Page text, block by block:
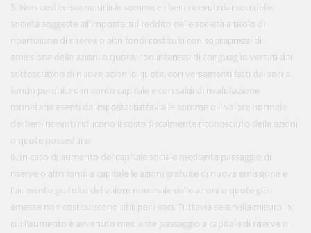
5. Non costituiscono utili le somme e i beni ricevuti dai soci delle
società soggette all'imposta sul reddito delle società a titolo di
ripartizione di riserve o altri fondi costituiti con sopraprezzi di
emissione delle azioni o quote, con interessi di conguaglio versati dai
sottoscrittori di nuove azioni o quote, con versamenti fatti dai soci a
fondo perduto o in conto capitale e con saldi di rivalutazione
monetaria esenti da imposta; tuttavia le somme o il valore normale
dei beni ricevuti riducono il costo fiscalmente riconosciuto delle azioni
o quote possedute.
6. In caso di aumento del capitale sociale mediante passaggio di
riserve o altri fondi a capitale le azioni gratuite di nuova emissione e
l'aumento gratuito del valore nominale delle azioni o quote già
emesse non costituiscono utili per i soci. Tuttavia se e nella misura in
cui l'aumento è avvenuto mediante passaggio a capitale di riserve o